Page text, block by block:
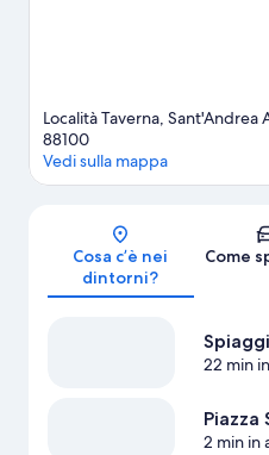
Località Taverna,
88100
Vedi sulla mappa
Cosa c’è nei
dintorni?
Come
22 min
Piazza
2 min in